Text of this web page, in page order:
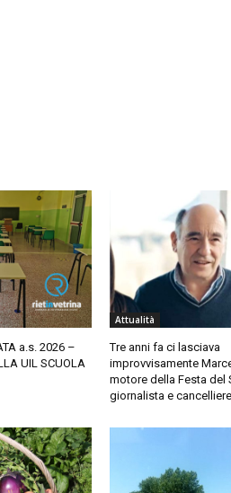
a.s. 2026 –
UIL SCUOLA
Attualità
Tre anni fa ci lasciava
improvvisamente
motore della Festa del
giornalista e